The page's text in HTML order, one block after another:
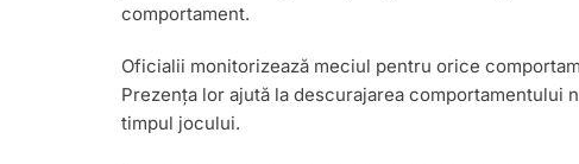
comportament.
Oficialii monitorizează meciul pentru orice
Prezența lor ajută la descurajarea comportamentului
timpul jocului.